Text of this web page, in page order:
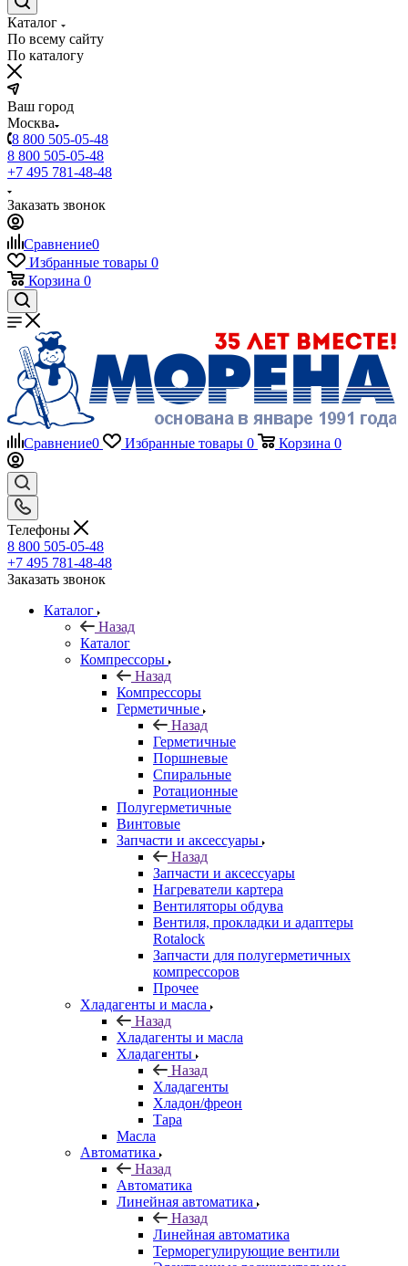
Каталог
По всему сайту
По каталогу
Ваш город
Москва
8 800 505-05-48
8 800 505-05-48
+7 495 781-48-48
Заказать звонок
Сравнение0
Избранные товары 0
Корзина 0
Сравнение0 Избранные товары 0 Корзина 0
Телефоны
8 800 505-05-48
+7 495 781-48-48
Заказать звонок
Каталог
Назад
Каталог
Компрессоры
Назад
Компрессоры
Герметичные
Назад
Герметичные
Поршневые
Спиральные
Ротационные
Полугерметичные
Винтовые
Запчасти и аксессуары
Назад
Запчасти и аксессуары
Нагреватели картера
Вентиляторы обдува
Вентиля, прокладки и адаптеры
Rotalock
Запчасти для полугерметичных
компрессоров
Прочее
Хладагенты и масла
Назад
Хладагенты и масла
Хладагенты
Назад
Хладагенты
Хладон/фреон
Тара
Масла
Автоматика
Назад
Автоматика
Линейная автоматика
Назад
Линейная автоматика
Терморегулирующие вентили